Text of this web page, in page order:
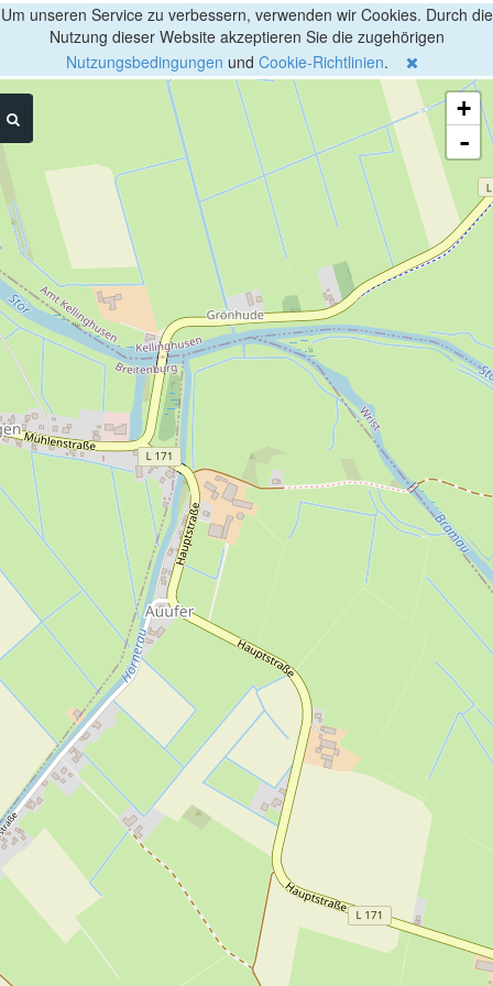
Um unseren Service zu verbessern, verwenden wir Cookies. Durch die
Nutzung dieser Website akzeptieren Sie die zugehörigen
Nutzungsbedingungen und Cookie-Richtlinien.
+
-